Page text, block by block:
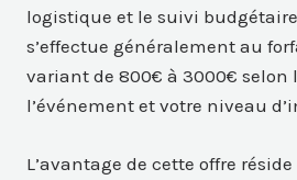
logistique et le suivi
s’effectue généralement au
variant de 800€ à 3000€ selon
l’événement et votre niveau
L’avantage de cette offre